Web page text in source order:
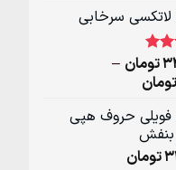
12,000تومان
345,000تومان
لاتکسی سرخابی
تومان –
تومانPrice
12,000تومان
through
345,000تومان
فویلی حروف هپی
تومان